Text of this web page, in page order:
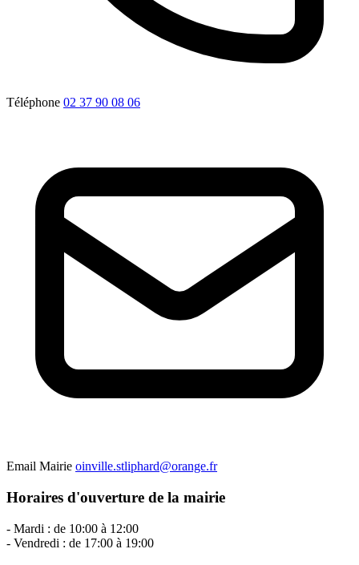
Téléphone 02 37 90 08 06
Email Mairie oinville.stliphard@orange.fr
Horaires d'ouverture de la mairie
- Mardi : de 10:00 à 12:00
- Vendredi : de 17:00 à 19:00